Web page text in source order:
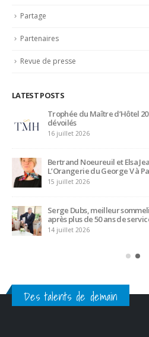
Partage
Partenaires
Revue de presse
LATEST POSTS
Trophée du Maître d’Hôtel
dévoilés
16 juillet 2026
Bertrand Noeureuil et Elsa
L’Orangerie du George V à
15 juillet 2026
Serge Dubs, meilleur
après plus de 50 ans de
14 juillet 2026
Des talents de demain